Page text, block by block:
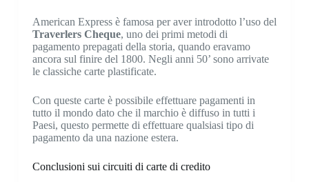
American Express è famosa per aver introdotto l’uso del
Traverlers Cheque, uno dei primi metodi di
pagamento prepagati della storia, quando eravamo
ancora sul finire del 1800. Negli anni 50’ sono arrivate
le classiche carte plastificate.
Con queste carte è possibile effettuare pagamenti in
tutto il mondo dato che il marchio è diffuso in tutti i
Paesi, questo permette di effettuare qualsiasi tipo di
pagamento da una nazione estera.
Conclusioni sui circuiti di carte di credito